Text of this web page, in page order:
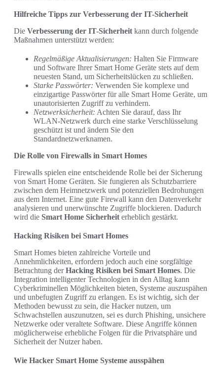
Hilfreiche Tipps zur Verbesserung der IT-Sicherheit
Die Verbesserung der IT-Sicherheit kann durch folgende
Maßnahmen unterstützt werden:
Regelmäßige Aktualisierungen: Halten Sie Firmware
und Software Ihrer Smart Home Geräte stets auf dem
neuesten Stand, um Sicherheitslücken zu schließen.
Starke Passwörter: Verwenden Sie komplexe und
einzigartige Passwörter für alle Smart Home Geräte, um
unautorisierten Zugriff zu verhindern.
Netzwerksicherheit: Achten Sie darauf, dass Ihr
WLAN-Netzwerk durch eine starke Verschlüsselung
geschützt ist und ändern Sie den
Standardnetzwerknamen.
Die Rolle von Firewalls in Smart Homes
Firewalls spielen eine entscheidende Rolle bei der Sicherung
von Smart Home Geräten. Sie fungieren als Schutzbarriere
zwischen dem Heimnetzwerk und potenziellen Bedrohungen
aus dem Internet. Eine gute Firewall kann den Datenverkehr
analysieren und unerwünschte Zugriffe blockieren. Dadurch
wird die Smart Home Sicherheit erheblich gestärkt.
Hacking Risiken bei Smart Homes
Smart Homes bieten zahlreiche Vorteile und
Annehmlichkeiten, erfordern jedoch auch eine sorgfältige
Betrachtung derHacking Risiken bei Smart Homes. Die
Integration intelligenter Technologien in den Alltag kann
Cyberkriminellen Möglichkeiten bieten, Systeme auszuspähen
und unbefugten Zugriff zu erlangen. Es ist wichtig, sich der
Methoden bewusst zu sein, die Hacker nutzen, um
Schwachstellen auszunutzen, sei es durch Phishing, unsichere
Netzwerke oder veraltete Software. Diese Angriffe können
möglicherweise erhebliche Folgen für die Privatsphäre und
Sicherheit der Nutzer haben.
Wie Hacker Smart Home Systeme ausspähen